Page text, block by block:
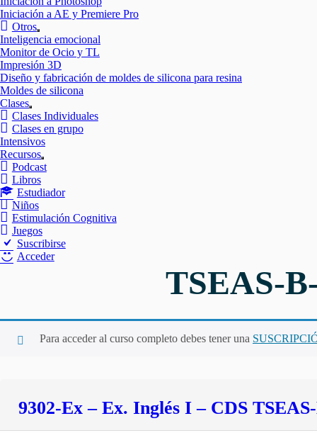
Iniciación a AE y Premiere Pro
Otros
Mostrar
el
submenú
Inteligencia emocional
Monitor de Ocio y TL
Impresión 3D
Diseño y fabricación de moldes de silicona para resina
Moldes de silicona
Clases
Mostrar
el
submenú
Clases Individuales
Clases en grupo
Intensivos
Recursos
Mostrar
el
Podcast
Libros
Estudiador
Niños
Estimulación Cognitiva
Juegos
Suscribirse
Acceder
TSEAS-
Para acceder al curso completo debes tener una
9302-Ex – Ex. Inglés I – CDS